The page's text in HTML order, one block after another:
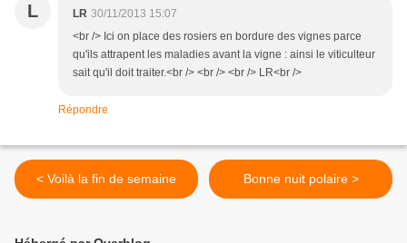
L LR 30/11/2013 15:07
<br /> Ici on place des rosiers en bordure des vignes parce
qu'ils attrapent les maladies avant la vigne : ainsi le viticulteur
sait qu'il doit traiter.<br /> <br /> <br /> LR<br />
Répondre
< Voilà la fin de semaine Bonne nuit polaire >